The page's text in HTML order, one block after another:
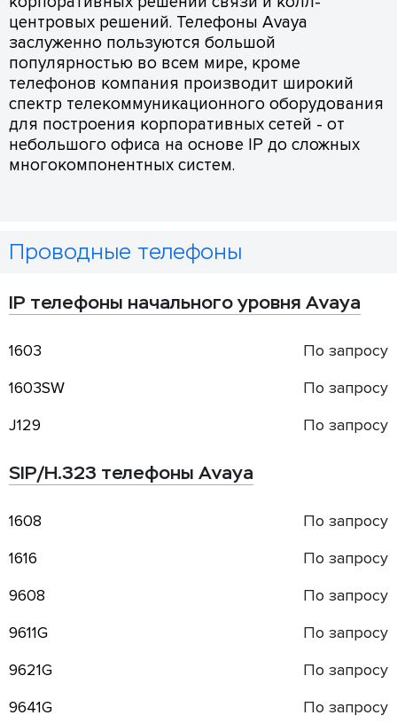
центровых решений. Телефоны Avaya
заслуженно пользуются большой
популярностью во всем мире, кроме
телефонов компания производит широкий
спектр телекоммуникационного оборудования
для построения корпоративных сетей - от
небольшого офиса на основе IP до сложных
многокомпонентных систем.
Проводные телефоны
IP телефоны начального уровня Avaya
1603
По запросу
1603SW
По запросу
J129
По запросу
SIP/H.323 телефоны Avaya
1608
По запросу
1616
По запросу
9608
По запросу
9611G
По запросу
9621G
По запросу
9641G
По запросу